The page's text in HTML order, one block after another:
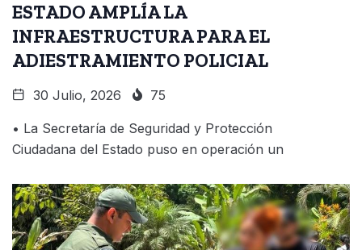
ESTADO AMPLÍA LA
INFRAESTRUCTURA PARA EL
ADIESTRAMIENTO POLICIAL
30 Julio, 2026 75
• La Secretaría de Seguridad y Protección
Ciudadana del Estado puso en operación un